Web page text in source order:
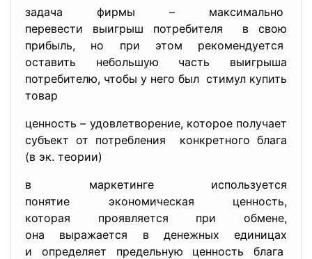
задача фирмы – максимально
перевести выигрыш потребителя в свою
прибыль, но при этом рекомендуется
оставить небольшую часть выигрыша
потребителю, чтобы у него был стимул купить
товар
ценность – удовлетворение, которое получает
субъект от потребления конкретного блага
(в эк. теории)
в маркетинге используется
понятие экономическая ценность,
которая проявляется при обмене,
она выражается в денежных единицах
и определяет предельную ценность блага